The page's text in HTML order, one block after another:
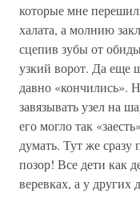
которые мне
халата, а молнию
сцепив зубы от
узкий ворот. Да еще
давно «кон­чились».
завязывать узел на
его могло так
думать. Тут же
позор! Все дети как
веревках, а у других